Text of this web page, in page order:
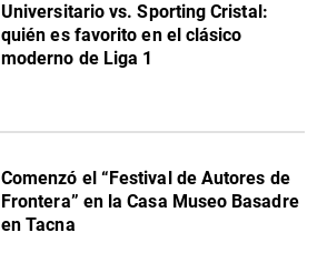
Universitario vs. Sporting Cristal:
quién es favorito en el clásico
moderno de Liga 1
Comenzó el “Festival de Autores de
Frontera” en la Casa Museo Basadre
en Tacna